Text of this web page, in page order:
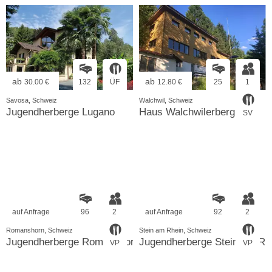
ab 30.00 € 132 ÜF
Savosa, Schweiz
Jugendherberge Lugano
ab 12.80 € 25 1
SV
Walchwil, Schweiz
Haus Walchwilerberg
auf Anfrage 96 2
VP
Romanshorn, Schweiz
Jugendherberge Romanshorn
auf Anfrage 92 2
VP
Stein am Rhein, Schweiz
Jugendherberge Stein am